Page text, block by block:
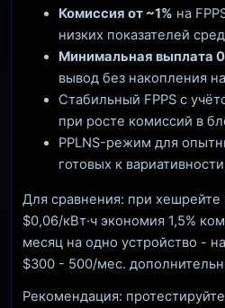
Комиссия от ~1% на
низких показателей
Минимальная выплата
вывод без накопления
Стабильный FPPS с
при росте комиссий в
PPLNS-режим для
готовых к
Для сравнения: при хешрейте
$0,06/кВт·ч экономия 1,5%
месяц на одно устройство -
$300 - 500/мес.
Рекомендация: